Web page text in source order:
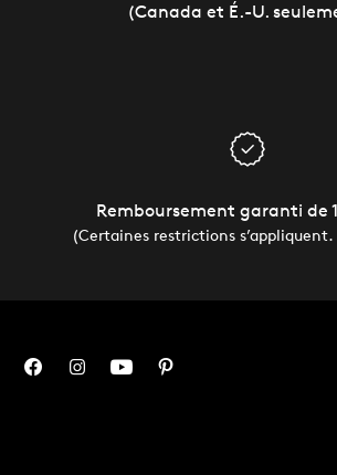
(Canada et É.-U.
Remboursement garanti de
(Certaines restrictions s’appliquent.